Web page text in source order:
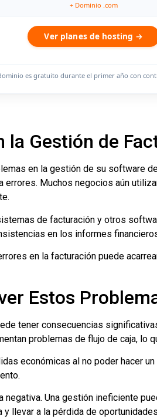
+ Dominio .com
Ver planes de hosting →
es gratuito durante el primer año con
la Gestión de
en la gestión de su software
Muchos negocios aún
de facturación y otros
en los informes
en la facturación puede
Estos
tener consecuencias
problemas de flujo de caja, lo
económicas al no poder hacer
Una gestión ineficiente
llevar a la pérdida de